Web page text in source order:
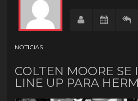
NOTICIAS
COLTEN MOORE SE
LINE UP PARA